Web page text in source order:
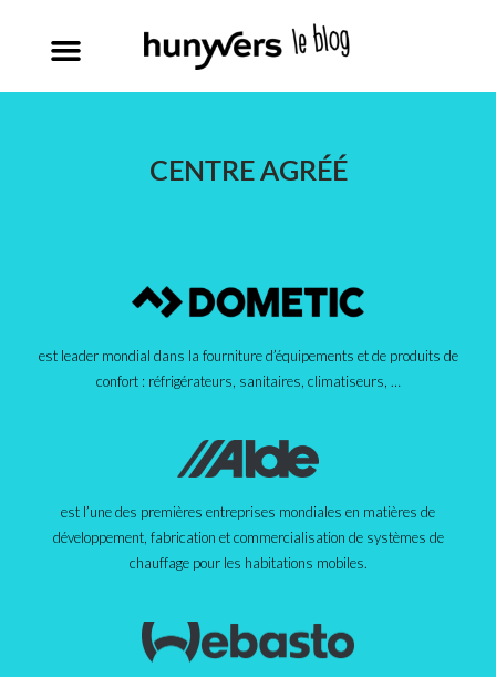
CENTRE AGRÉÉ
est leader mondial dans la fourniture d’équipements et de produits de
confort : réfrigérateurs, sanitaires, climatiseurs, …
est l’une des premières entreprises mondiales en matières de
développement, fabrication et commercialisation de systèmes de
chauffage pour les habitations mobiles.